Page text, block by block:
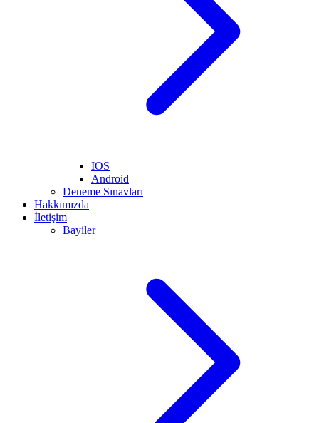
IOS
Android
Deneme Sınavları
Hakkımızda
İletişim
Bayiler